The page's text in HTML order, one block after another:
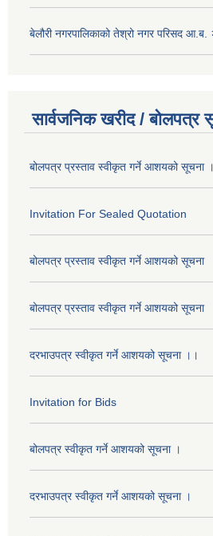
बेलौरी नगरपालिकाको तेश्रो नगर परिसद
सार्वजनिक खरीद / बोलपत्र
बोलपत्र प्रस्ताव स्वीकृत गर्ने आशयको सूचना ।
Invitation For Sealed Quotation
बोलपत्र प्रस्ताव स्वीकृत गर्ने आशयको सूचना
बोलपत्र प्रस्ताव स्वीकृत गर्ने आशयको सूचना
दरभाउपत्र स्वीकृत गर्ने आशयको सूचना ।।
Invitation for Bids
बोलपत्र स्वीकृत गर्ने आशयको सूचना ।
दरभाउपत्र स्वीकृत गर्ने आशयको सूचना ।